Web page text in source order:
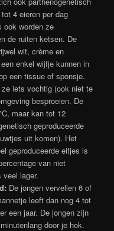
4 eieren per dag
ook worden ze
de ruiten ketsen. De
wit, crème en
enkel wijfje kunnen in
een tissue of sponsje.
iets vochtig (ook niet te
besproeien. De
maar kan tot 12
geproduceerde
uit komen). Het
geproduceerde eitjes is
van niet
lager.
De jongen vervellen 6 of
leeft dan nog 4 tot
een jaar. De jongen zijn
door je hok.